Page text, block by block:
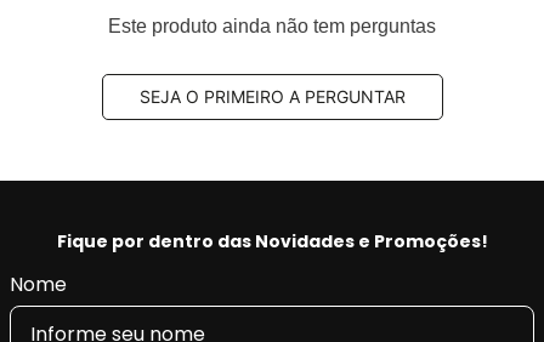
Este produto ainda não tem perguntas
SEJA O PRIMEIRO A PERGUNTAR
Fique por dentro das Novidades e Promoções!
Nome